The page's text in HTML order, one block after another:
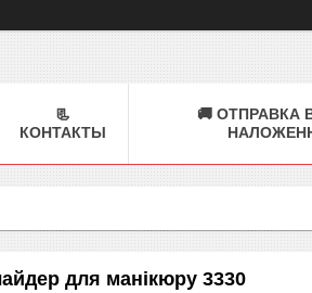
📃
КОНТАКТЫ
🚚 ОТПРАВКА
для манікюру 3330